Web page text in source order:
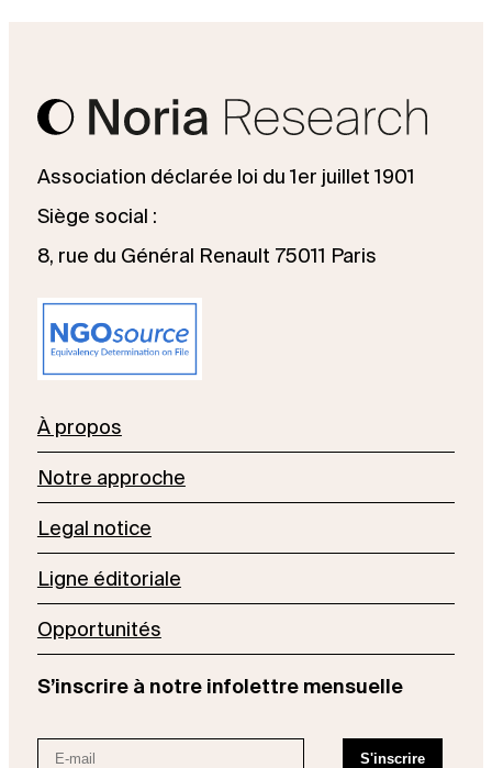
Association déclarée loi du 1er juillet 1901
Siège social :
8, rue du Général Renault 75011 Paris
À propos
Notre approche
Legal notice
Ligne éditoriale
Opportunités
S’inscrire à notre infolettre mensuelle